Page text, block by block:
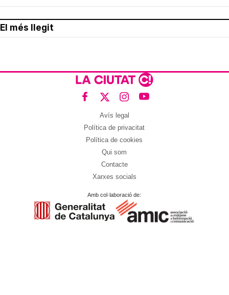
El més llegit
Avís legal
Política de privacitat
Política de cookies
Qui som
Contacte
Xarxes socials
Amb col·laboració de: